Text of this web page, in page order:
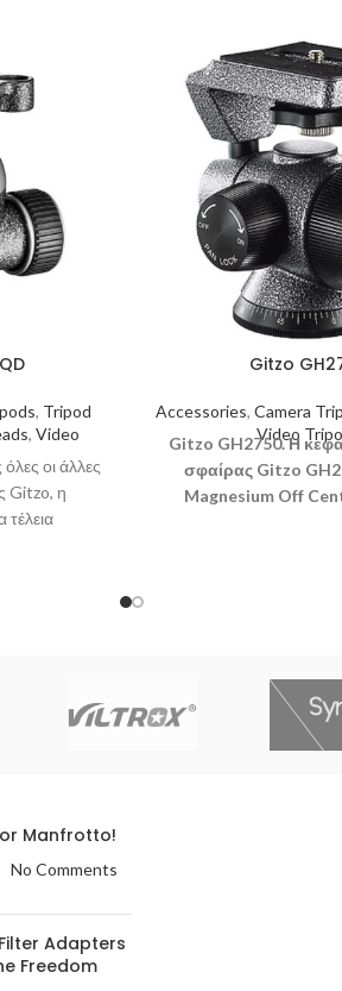
, Tripod
, Video
οι άλλες
Gitzo, η
τέλεια
Gitzo
Accessories, Camera
Video
Gitzo GH2750. Η
σφαίρας Gitzo
Magnesium Off
Manfrotto!
No Comments
Filter Adapters
Freedom